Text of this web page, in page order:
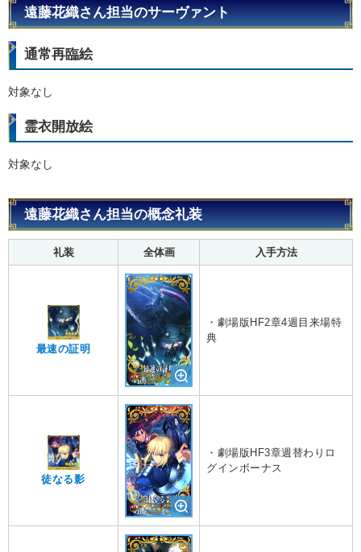
遠藤花織さん担当のサーヴァント
通常再臨絵
対象なし
霊衣開放絵
対象なし
遠藤花織さん担当の概念礼装
礼装 全体画 入手方法
最速の証明
・劇場版HF2章4週目来場特
典
徒なる影
・劇場版HF3章週替わりロ
グインボーナス